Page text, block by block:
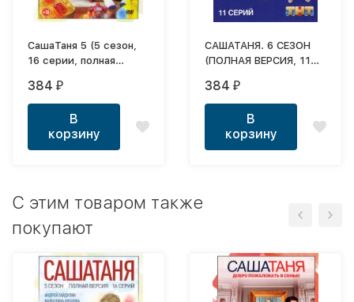
СашаТаня 5 (5 сезон,
16 серии, полная
384 ₽
В
корзину
САШАТАНЯ. 6 СЕЗОН
(ПОЛНАЯ ВЕРСИЯ, 11
384 ₽
В
корзину
C этим товаром также
покупают